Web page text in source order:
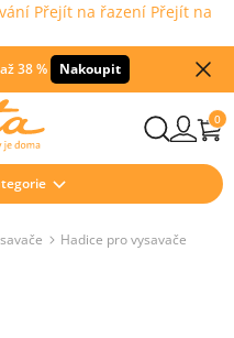
Přejít na řazení Přejít na
38 % Nakoupit
0
Hadice pro vysavače